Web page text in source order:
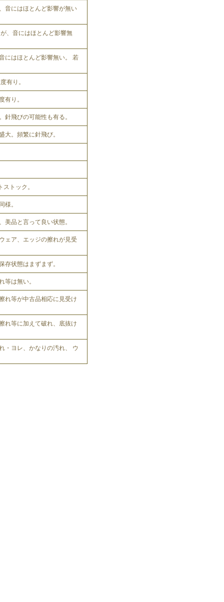
音にはほとんど影響が無い
、音にはほとんど影響無
にはほとんど影響無い。 若
有り。
有り。
針飛びの可能性も有る。
大。頻繁に針飛び。
トック。
様。
美品と言って良い状態。
ェア、エッジの擦れが見受
存状態はまずまず。
等は無い。
れ等が中古品相応に見受け
れ等に加えて破れ、底抜け
・ヨレ、かなりの汚れ、 ウ